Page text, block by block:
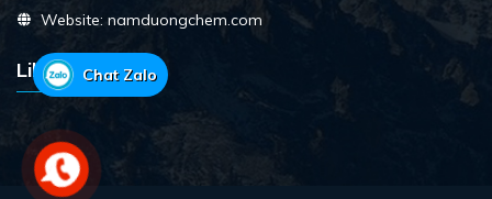
Website: namduongchem.com
Like Facebook
Chat Zalo